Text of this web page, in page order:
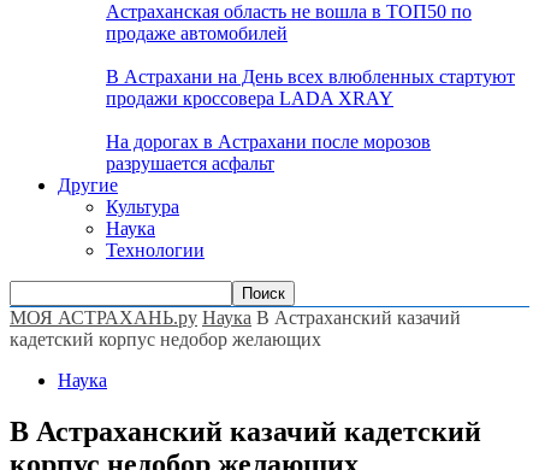
Астраханская область не вошла в ТОП50 по
продаже автомобилей
В Астрахани на День всех влюбленных стартуют
продажи кроссовера LADA XRAY
На дорогах в Астрахани после морозов
разрушается асфальт
Другие
Культура
Наука
Технологии
МОЯ АСТРАХАНЬ.ру Наука В Астраханский казачий
кадетский корпус недобор желающих
Наука
В Астраханский казачий кадетский